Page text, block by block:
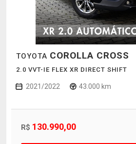
TOYOTA COROLLA CROSS
2.0 VVT-IE FLEX XR DIRECT SHIFT
2021/2022 43.000 km
R$ 130.990,00